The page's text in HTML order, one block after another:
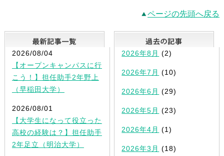
ページの先頭へ戻る
最新記事一覧
2026/08/04
【オープンキャンパスに行
こう！】担任助手2年野上
（早稲田大学）
2026/08/01
【大学生になって役立った
高校の経験は？】担任助手
2年足立（明治大学）
2026年8月 (2)
2026年7月 (10)
2026年6月 (29)
2026年5月 (23)
2026年4月 (1)
2026年3月 (18)